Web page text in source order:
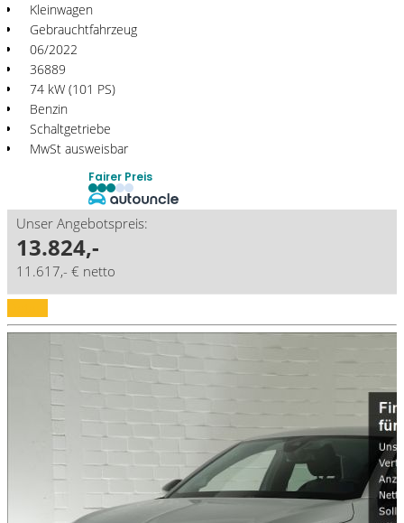
Kleinwagen
Gebrauchtfahrzeug
06/2022
36889
74 kW (101 PS)
Benzin
Schaltgetriebe
MwSt ausweisbar
Fairer Preis
Unser Angebotspreis:
13.824,-
11.617,- € netto